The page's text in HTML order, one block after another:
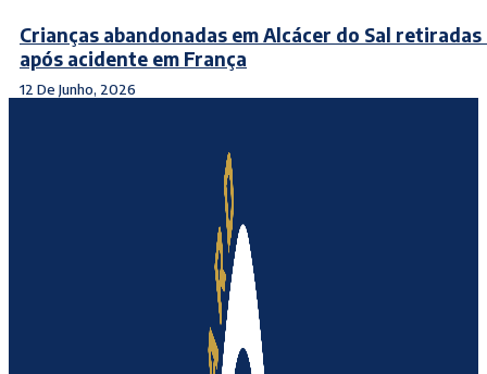
Crianças abandonadas em Alcácer do Sal retiradas
após acidente em França
12 De Junho, 2026